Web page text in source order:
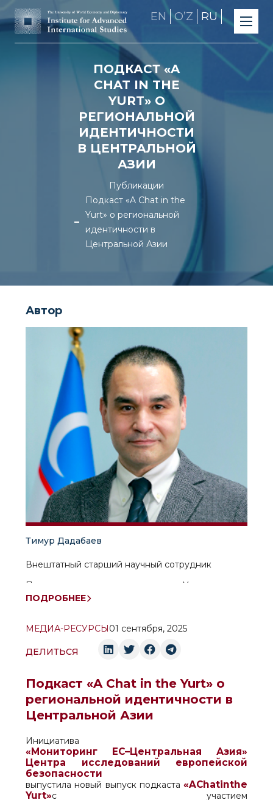
EN OʼZ RU
ПОДКАСТ «A
CHAT IN THE
YURT» О
РЕГИОНАЛЬНОЙ
ИДЕНТИЧНОСТИ
В ЦЕНТРАЛЬНОЙ
АЗИИ
Публикации
Подкаст «A Chat in the
Yurt» о региональной
идентичности в
Центральной Азии
Автор
Тимур Дадабаев
Внештатный старший научный сотрудник
Проректор по науке и инновациям Университета
мировой экономики и дипломатии
ПОДРОБНЕЕ
МЕДИА-РЕСУРСЫ01 сентября, 2025
ДЕЛИТЬСЯ
Подкаст «A Chat in the Yurt» о
региональной идентичности в
Центральной Азии
Инициатива
«Мониторинг ЕС–Центральная Азия»
Центра исследований европейской
безопасности
выпустила новый выпуск подкаста «AChatinthe
Yurt»с участием